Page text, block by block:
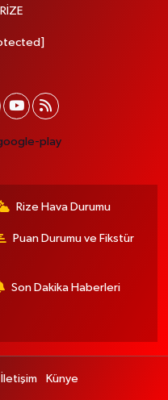
Rize Hava Durumu
Puan Durumu ve Fikstür
Son Dakika Haberleri
İletişim Künye